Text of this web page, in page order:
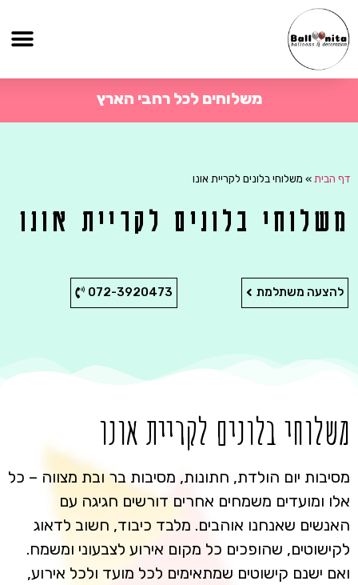
משלוחים לכל רחבי הארץ
דף הבית» משלוחי בלונים לקריית אונו
משלוחי בלונים לקריית אונו
להצעה משתלמת 072-3920473
משלוחי בלונים לקריית אונו
מסיבות יום הולדת, חתונות, מסיבות בר ובת מצווה – כל
אלו ומועדים משמחים אחרים דורשים חגיגה עם
האנשים שאנחנו אוהבים. מלבד כיבוד, חשוב לדאוג
לקישוטים, שהופכים כל מקום אירוע לצבעוני ומשמח.
ואם ישנם קישוטים שמתאימים לכל מועד ולכל אירוע,